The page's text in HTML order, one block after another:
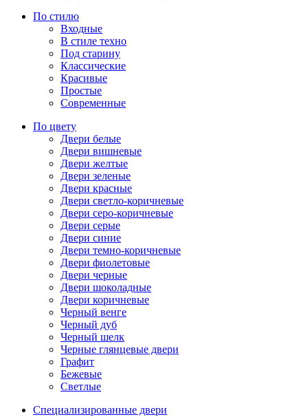
По стилю
Входные
В стиле техно
Под старину
Классические
Красивые
Простые
Современные
По цвету
Двери белые
Двери вишневые
Двери желтые
Двери зеленые
Двери красные
Двери светло-коричневые
Двери серо-коричневые
Двери серые
Двери синие
Двери темно-коричневые
Двери фиолетовые
Двери черные
Двери шоколадные
Двери коричневые
Черный венге
Черный дуб
Черный шелк
Черные глянцевые двери
Графит
Бежевые
Светлые
Специализированные двери